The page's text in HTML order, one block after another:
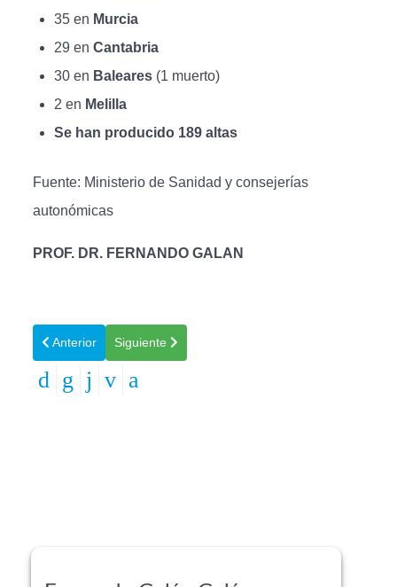
35 en Murcia
29 en Cantabria
30 en Baleares (1 muerto)
2 en Melilla
Se han producido 189 altas
Fuente: Ministerio de Sanidad y consejerías
autonómicas
PROF. DR. FERNANDO GALAN
Artículo anterior: EL PRIMER ENSAYO CLÍNICO EN
Anterior Artículo siguiente: DATOS MUNDIALES DE LA
Siguiente